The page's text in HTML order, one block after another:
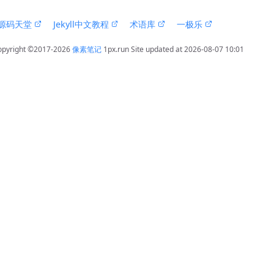
码天堂 Jekyll中文教程 术语库 一极乐
©2017-2026 像素笔记 1px.run Site updated at 2026-08-07 10:01